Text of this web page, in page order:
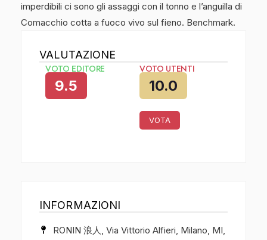
imperdibili ci sono gli assaggi con il tonno e l’anguilla di
Comacchio cotta a fuoco vivo sul fieno. Benchmark.
VALUTAZIONE
VOTO EDITORE
9.5
VOTO UTENTI
10.0
VOTA
INFORMAZIONI
RONIN 浪人, Via Vittorio Alfieri, Milano, MI,